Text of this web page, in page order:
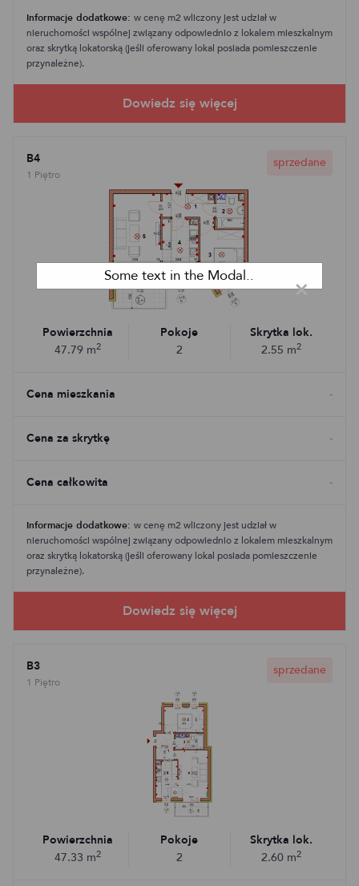
Informacje dodatkowe: w cenę m2 wliczony jest udział w
nieruchomości wspólnej związany odpowiednio z lokalem mieszkalnym
oraz skrytką lokatorską (jeśli oferowany lokal posiada pomieszczenie
przynależne).
B4
1 Piętro
sprzedane
Powierzchnia
47.79 m2
Pokoje
2
Skrytka lok.
2.55 m2
Cena mieszkania -
Cena za skrytkę -
Cena całkowita -
Informacje dodatkowe: w cenę m2 wliczony jest udział w
nieruchomości wspólnej związany odpowiednio z lokalem mieszkalnym
oraz skrytką lokatorską (jeśli oferowany lokal posiada pomieszczenie
przynależne).
B3
1 Piętro
sprzedane
Powierzchnia
47.33 m2
Pokoje
2
Skrytka lok.
2.60 m2
×
Some text in the Modal..